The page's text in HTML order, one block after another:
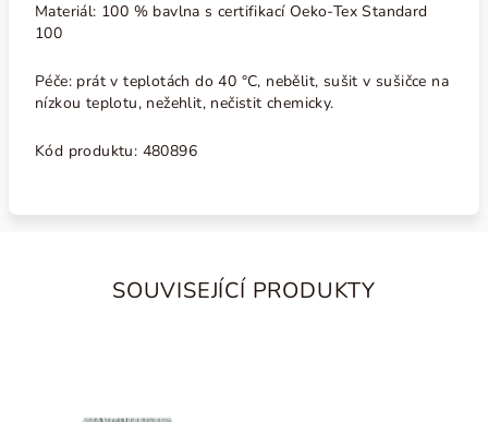
Materiál: 100 % bavlna s certifikací Oeko-Tex Standard
100
Péče: prát v teplotách do 40 °C, nebělit, sušit v sušičce na
nízkou teplotu, nežehlit, nečistit chemicky.
Kód produktu: 480896
SOUVISEJÍCÍ PRODUKTY